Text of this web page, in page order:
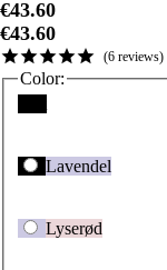
€43.60
€43.60
6 reviews
Color:
Lavendel
Lyserød